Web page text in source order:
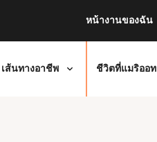
หน้างานของฉัน
เส้นทางอาชีพ ชีวิตที่แมริออท